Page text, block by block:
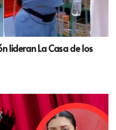
lideran La Casa de los